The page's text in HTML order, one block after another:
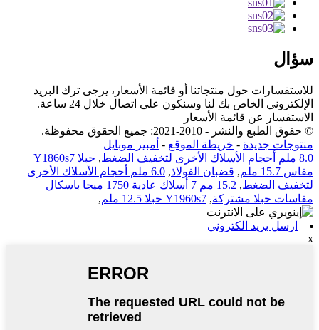
سؤال
للاستفسارات حول منتجاتنا أو قائمة الأسعار، يرجى ترك البريد
الإلكتروني الخاص بك لنا وسنكون على اتصال خلال 24 ساعة.
الاستفسار عن قائمة الأسعار
© حقوق الطبع والنشر - 2010-2021: جميع الحقوق محفوظة.
منتوجات جديدة - خريطة الموقع - أمبير موبايل
8.0 ملم أحجام الأسلاك الأخرى لتخفيف الضغط
,
حبلا Y1860s7
مقاس 15.7 ملم
, قضبان الفولاذ,
6.0 ملم أحجام الأسلاك الأخرى
لتخفيف الضغط,
15.2 مم 7 أسلاك عادية 1750 ميجا باسكال
مقاسات حبلا مشتركة, Y1960s7 حبلا 12.5 ملم ,
ارسل بريد الكتروني
x